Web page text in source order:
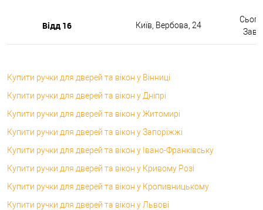
Відд 16 Київ, Вербова, 24
Купити ручки для дверей та вікон у Вінниці
Купити ручки для дверей та вікон у Дніпрі
Купити ручки для дверей та вікон у Житомирі
Купити ручки для дверей та вікон у Запоріжжі
Купити ручки для дверей та вікон у Івано-Франківську
Купити ручки для дверей та вікон у Кривому Розі
Купити ручки для дверей та вікон у Кропивницькому
Купити ручки для дверей та вікон у Львові